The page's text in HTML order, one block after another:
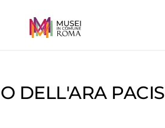
DELL'ARA PACIS